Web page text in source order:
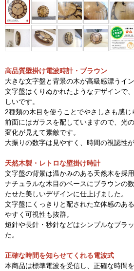
高品質壁掛け電波時計・ブラウン
大きな文字盤と背景の木が高級感漂うイ
文字盤はくりぬかれたようなデザインで
しいです。
2種類の木目を使うことでやさしさも感じ
前面にはガラスを配していますので、光
変化が見えて素敵です。
大振りの数字は見やすく、時間の視認性
天然木製・レ トロな壁掛け時計
文字盤の背景は温かみのある天然木を採用
ナチュラルな木目のベースにブラウンの
たせた美しいデザインに仕上げました。
文字盤にくっきりと配された立体感のあ
やすく可視性も抜群。
短針や長針・秒針などはシンプルなブラ
た。
正確な時間を知らせてくれる電波式
本商品は標準電波を受信し、正確な時間